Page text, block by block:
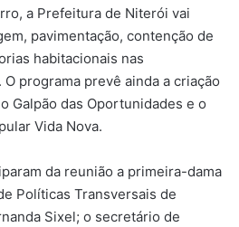
a Prefeitura de Niterói vai
pavimentação, contenção de
habitacionais nas
programa prevê ainda a criação
Galpão das Oportunidades e o
Vida Nova.
da reunião a primeira-dama
Políticas Transversais de
Sixel; o secretário de